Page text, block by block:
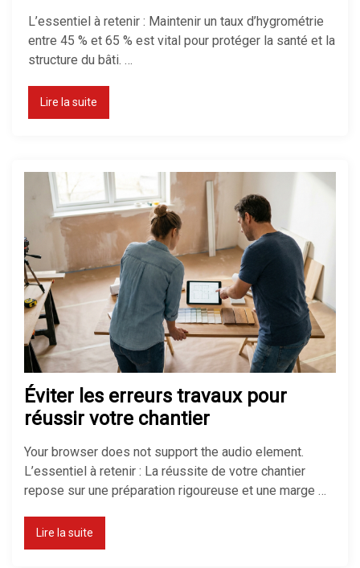
Quel chauffage choisir pour une
Comment isoler un sol froid sans
tout casser chez soi
Réussir son isolation de mur
mince pour gagner de la place
L’essentiel à retenir : Maintenir un taux d’hygrométrie
entre 45 % et 65 % est vital pour protéger la santé et la
structure du bâti. …
Lire la suite
Éviter les erreurs travaux pour
réussir votre chantier
Your browser does not support the audio element.
L’essentiel à retenir : La réussite de votre chantier
repose sur une préparation rigoureuse et une marge …
Lire la suite